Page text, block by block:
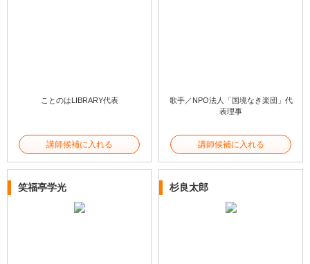
ことのはLIBRARY代表
講師候補に入れる
歌手／NPO法人「国境なき楽団」代
表理事
講師候補に入れる
笑福亭学光 杉良太郎